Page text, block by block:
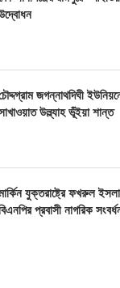
জগন্নাথদিঘী
উল্ল্যাহ ভূঁইয়া শান্ত
যুক্তরাষ্ট্রে ফখরুল
প্রবাসী নাগরিক